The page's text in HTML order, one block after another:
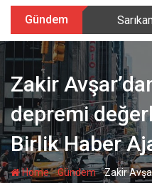
Gündem
Zakir
depremi
Birlik Haber
Home-Gündem-Zakir